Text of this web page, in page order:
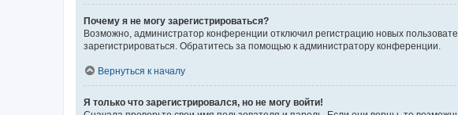
Почему я не могу зарегистрироваться?
Возможно, администратор конференции отключил регистрацию новых
зарегистрироваться. Обратитесь за помощью к администратору конференции.
Вернуться к началу
Я только что зарегистрировался, но не могу войти!